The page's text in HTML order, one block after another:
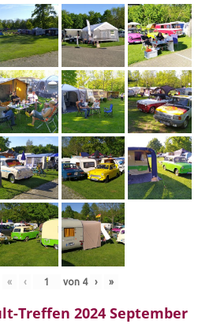
« ‹ von 4 › »
Treffen 2024 September